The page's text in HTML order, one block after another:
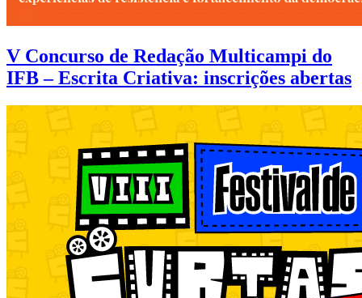
V Concurso de Redação Multicampi do
IFB – Escrita Criativa: inscrições abertas